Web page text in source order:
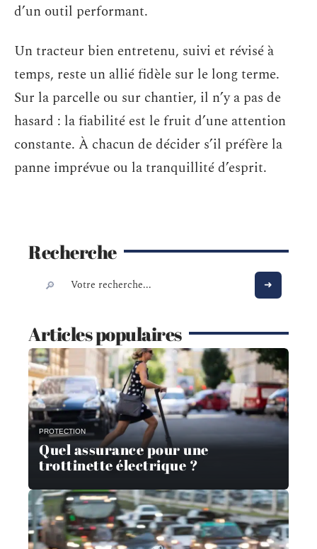
d’un outil performant.
Un tracteur bien entretenu, suivi et révisé à
temps, reste un allié fidèle sur le long terme.
Sur la parcelle ou sur chantier, il n’y a pas de
hasard : la fiabilité est le fruit d’une attention
constante. À chacun de décider s’il préfère la
panne imprévue ou la tranquillité d’esprit.
Recherche
Articles populaires
PROTECTION
Quel assurance pour une
trottinette électrique ?